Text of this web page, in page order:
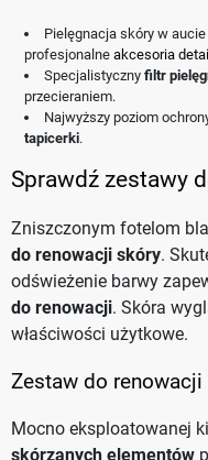
Pielęgnacja skóry w
profesjonalne akcesoria
Specjalistycznyfiltr
przecieraniem.
Najwyższy poziom
tapicerki.
Sprawdź zestawy
Zniszczonym fotelom
do renowacji skóry.
odświeżenie barwy
do renowacji. Skóra
właściwości użytkowe.
Zestaw do
Mocno eksploatowanej
skórzanych elementów